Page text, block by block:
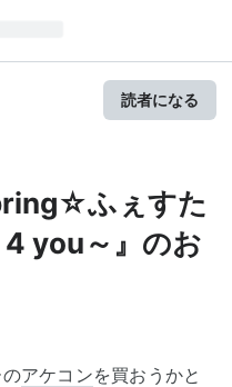
読者になる
ふぇすた
you～』のお
アケコンを買おうかと